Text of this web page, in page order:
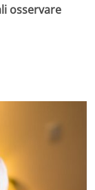
osservare